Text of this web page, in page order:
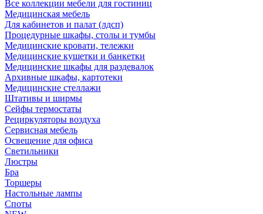
Все коллекции мебели для гостиниц
Медицинская мебель
Для кабинетов и палат (лдсп)
Процедурные шкафы, столы и тумбы
Медицинские кровати, тележки
Медицинские кушетки и банкетки
Медицинские шкафы для раздевалок
Архивные шкафы, картотеки
Медицинские стеллажи
Штативы и ширмы
Сейфы термостаты
Рециркуляторы воздуха
Сервисная мебель
Освещение для офиса
Светильники
Люстры
Бра
Торшеры
Настольные лампы
Споты